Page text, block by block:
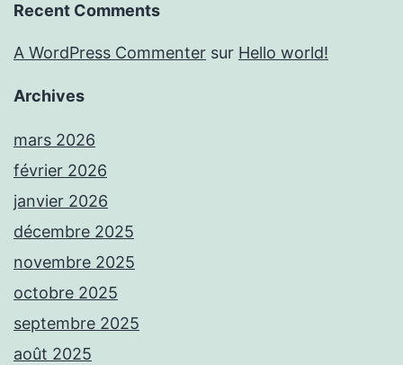
Recent Comments
A WordPress Commenter sur Hello world!
Archives
mars 2026
février 2026
janvier 2026
décembre 2025
novembre 2025
octobre 2025
septembre 2025
août 2025